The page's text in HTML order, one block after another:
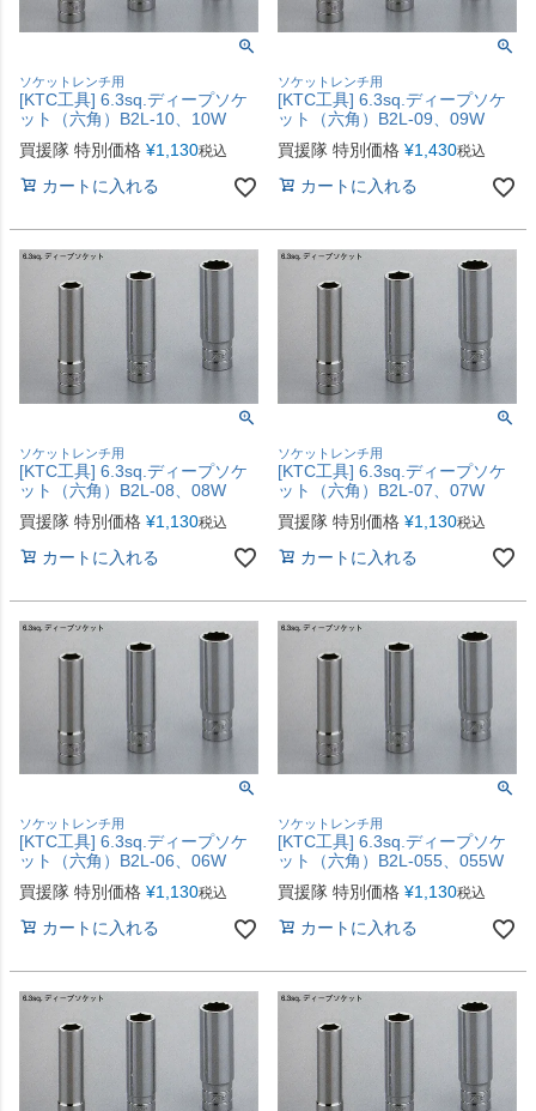
ソケットレンチ用
[KTC工具] 6.3sq.ディープソケ
ット（六角）B2L-10、10W
買援隊 特別価格 ¥1,130税込
カートに入れる
ソケットレンチ用
[KTC工具] 6.3sq.ディープソケ
ット（六角）B2L-09、09W
買援隊 特別価格 ¥1,430税込
カートに入れる
ソケットレンチ用
[KTC工具] 6.3sq.ディープソケ
ット（六角）B2L-08、08W
買援隊 特別価格 ¥1,130税込
カートに入れる
ソケットレンチ用
[KTC工具] 6.3sq.ディープソケ
ット（六角）B2L-07、07W
買援隊 特別価格 ¥1,130税込
カートに入れる
ソケットレンチ用
[KTC工具] 6.3sq.ディープソケ
ット（六角）B2L-06、06W
買援隊 特別価格 ¥1,130税込
カートに入れる
ソケットレンチ用
[KTC工具] 6.3sq.ディープソケ
ット（六角）B2L-055、055W
買援隊 特別価格 ¥1,130税込
カートに入れる